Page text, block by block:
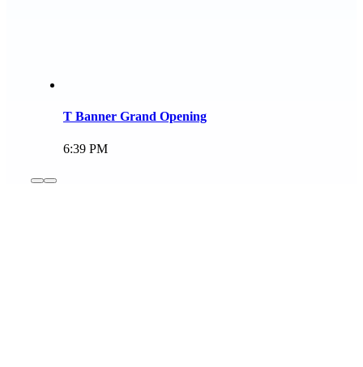
T Banner Grand Opening
6:39 PM